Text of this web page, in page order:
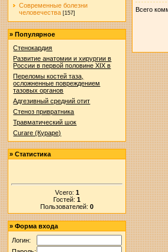
Современные болезни
человечества [157]
»Популярное
Стенокардия
Развитие анатомии и хирургии в
России в первой половине XIX в
Переломы костей таза,
осложненные повреждением
тазовых органов
Адгезивный средний отит
Стеноз привратника
Травматический шок
Curare (Кураре)
»Статистика
Vсего: 1
Гостей:1
Пользователей:0
»Форма входа
Логин:
Всего